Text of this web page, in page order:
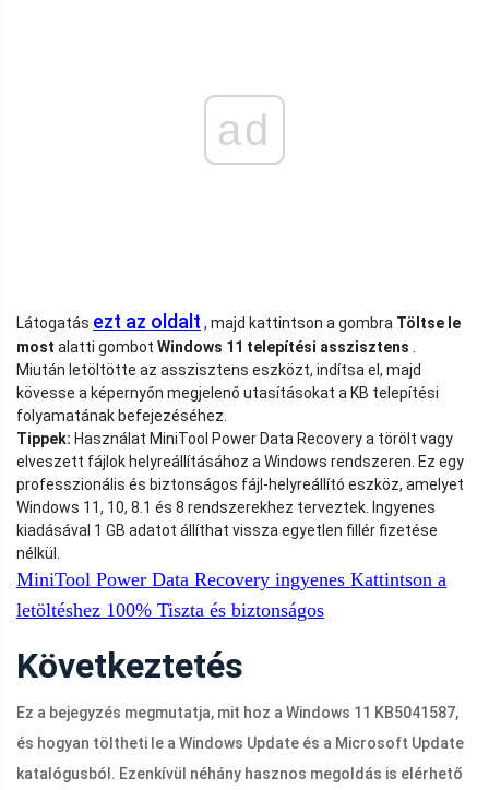
ad
Látogatás ezt az oldalt , majd kattintson a gombra Töltse le
most alatti gombot Windows 11 telepítési asszisztens .
Miután letöltötte az asszisztens eszközt, indítsa el, majd
kövesse a képernyőn megjelenő utasításokat a KB telepítési
folyamatának befejezéséhez.
Tippek: Használat MiniTool Power Data Recovery a törölt vagy
elveszett fájlok helyreállításához a Windows rendszeren. Ez egy
professzionális és biztonságos fájl-helyreállító eszköz, amelyet
Windows 11, 10, 8.1 és 8 rendszerekhez terveztek. Ingyenes
kiadásával 1 GB adatot állíthat vissza egyetlen fillér fizetése
nélkül.
MiniTool Power Data Recovery ingyenes Kattintson a
letöltéshez 100% Tiszta és biztonságos
Következtetés
Ez a bejegyzés megmutatja, mit hoz a Windows 11 KB5041587,
és hogyan töltheti le a Windows Update és a Microsoft Update
katalógusból. Ezenkívül néhány hasznos megoldás is elérhető